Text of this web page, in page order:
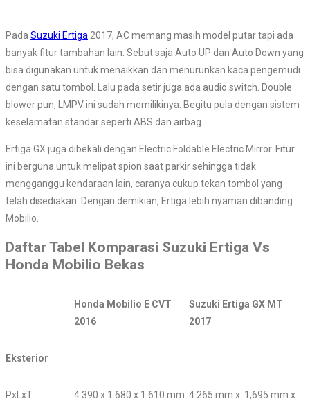
Pada Suzuki Ertiga 2017, AC memang masih model putar tapi ada
banyak fitur tambahan lain. Sebut saja Auto UP dan Auto Down yang
bisa digunakan untuk menaikkan dan menurunkan kaca pengemudi
dengan satu tombol. Lalu pada setir juga ada audio switch. Double
blower pun, LMPV ini sudah memilikinya. Begitu pula dengan sistem
keselamatan standar seperti ABS dan airbag.
Ertiga GX juga dibekali dengan Electric Foldable Electric Mirror. Fitur
ini berguna untuk melipat spion saat parkir sehingga tidak
mengganggu kendaraan lain, caranya cukup tekan tombol yang
telah disediakan. Dengan demikian, Ertiga lebih nyaman dibanding
Mobilio.
Daftar Tabel Komparasi Suzuki Ertiga Vs
Honda Mobilio Bekas
Honda Mobilio E CVT
2016
Suzuki Ertiga GX MT
2017
Eksterior
PxLxT 4.390 x 1.680 x 1.610 mm 4.265 mm x 1,695 mm x